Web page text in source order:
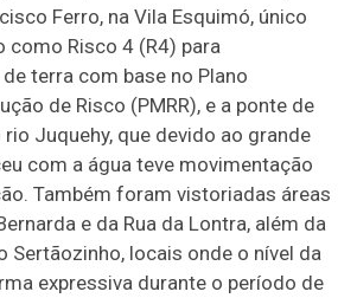
Ferro, na Vila Esquimó, único
Risco 4 (R4) para
terra com base no Plano
de Risco (PMRR), e a ponte de
Juquehy, que devido ao grande
com a água teve movimentação
Também foram vistoriadas áreas
e da Rua da Lontra, além da
Sertãozinho, locais onde o nível da
expressiva durante o período de